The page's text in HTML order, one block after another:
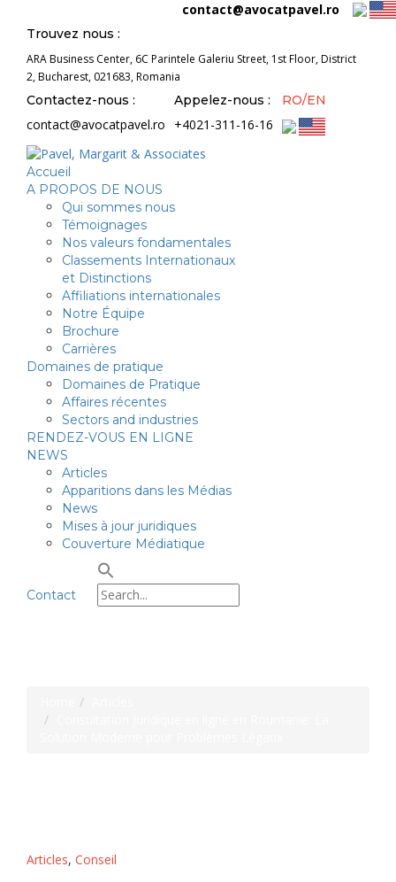
contact@avocatpavel.ro
Trouvez nous :
ARA Business Center, 6C Parintele Galeriu Street, 1st Floor, District
2, Bucharest, 021683, Romania
Contactez-nous :
contact@avocatpavel.ro
Appelez-nous :
+4021-311-16-16
RO/EN
Accueil
A PROPOS DE NOUS
Qui sommes nous
Témoignages
Nos valeurs fondamentales
Classements Internationaux
et Distinctions
Affiliations internationales
Notre Équipe
Brochure
Carrières
Domaines de pratique
Domaines de Pratique
Affaires récentes
Sectors and industries
RENDEZ-VOUS EN LIGNE
NEWS
Articles
Apparitions dans les Médias
News
Mises à jour juridiques
Couverture Médiatique
Contact
Articles, Conseil